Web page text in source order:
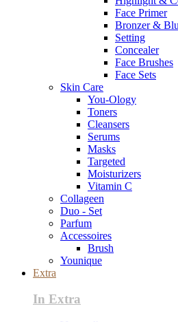
Face Primer
Bronzer &
Setting
Concealer
Face Brushes
Face Sets
Skin Care
You-Ology
Toners
Cleansers
Serums
Masks
Targeted
Moisturizers
Vitamin C
Collageen
Duo - Set
Parfum
Accessoires
Brush
Younique
Extra
In Extra